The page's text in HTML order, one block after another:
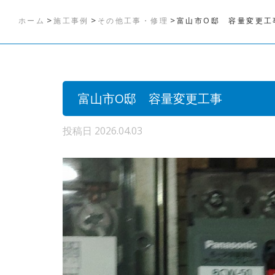
ホーム >施工事例 > その他工事・修理 >富山市O邸 容量変更工
富山市O邸 容量変更工事
投稿日 2026.04.03